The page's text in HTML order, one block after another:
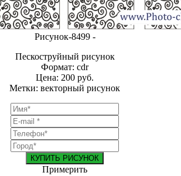
Рисунок-8499 -
Пескоструйный рисунок
Формат: cdr
Цена: 200 руб.
Метки: векторный рисунок
КУПИТЬ РИСУНОК
Примерить